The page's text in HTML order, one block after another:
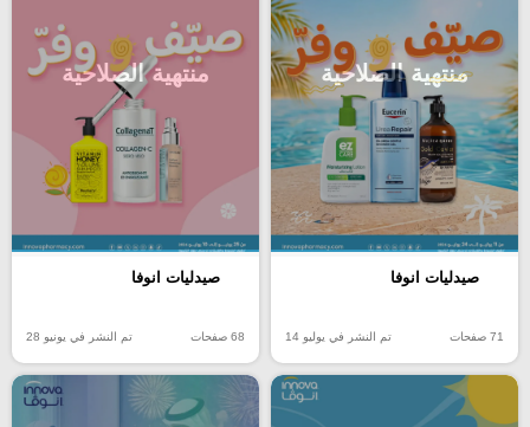
منتهية الصلاحية
صيدليات انوفا
71 صفحات تم النشر في يوليو 14
منتهية الصلاحية
صيدليات انوفا
68 صفحات تم النشر في يونيو 28